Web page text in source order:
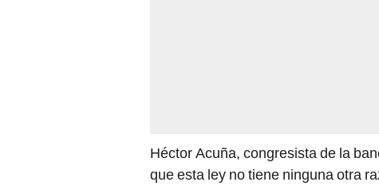
Héctor Acuña, congresista de la
que esta ley no tiene ninguna otra